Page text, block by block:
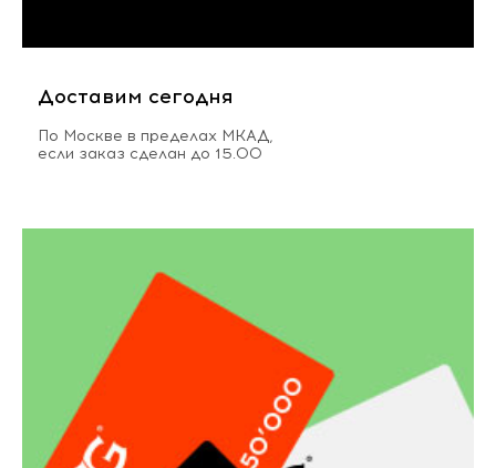
Доставим сегодня
По Москве в пределах МКАД,
если заказ сделан до 15.00